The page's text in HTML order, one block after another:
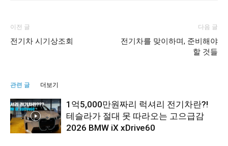
이전 글
전기차 시기상조회
다음 글
전기차를 맞이하며, 준비해야
할 것들
관련 글 더보기
1억5,000만원짜리 럭셔리 전기차란?!
테슬라가 절대 못 따라오는 고으급감
2026 BMW iX xDrive60